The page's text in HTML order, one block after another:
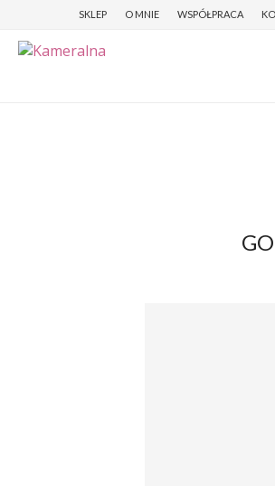
SKLEP O MNIE WSPÓŁPRACA